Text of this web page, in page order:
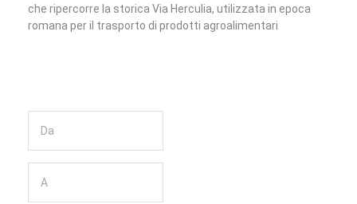
che ripercorre la storica Via Herculia, utilizzata in epoca
romana per il trasporto di prodotti agroalimentari